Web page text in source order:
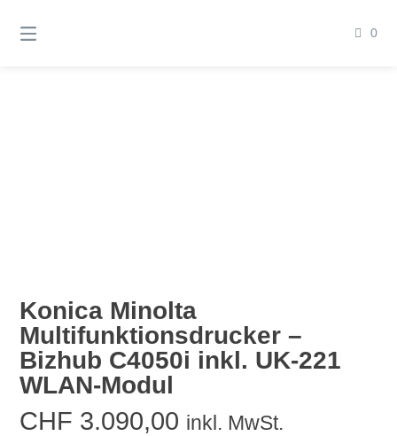
zum
0
Konica Minolta
Multifunktionsdrucker –
Bizhub C4050i inkl. UK-221
WLAN-Modul
CHF 3.090,00 inkl. MwSt.